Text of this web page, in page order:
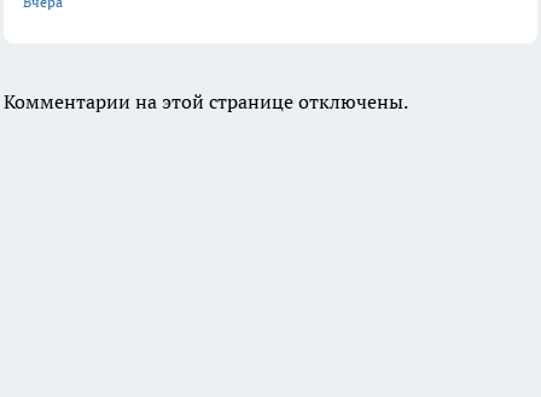
Комментарии на этой странице отключены.